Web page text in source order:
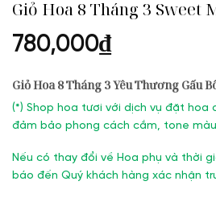
Giỏ Hoa 8 Tháng 3 Sweet
780,000₫
Giỏ Hoa 8 Tháng 3 Yêu Thương Gấu
(*) Shop hoa tươi với dịch vụ đặt hoa
đảm bảo phong cách cắm, tone
Nếu có thay đổi về Hoa phụ và thời
báo đến Quý khách hàng xác nhận